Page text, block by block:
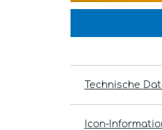
Technische
Icon-